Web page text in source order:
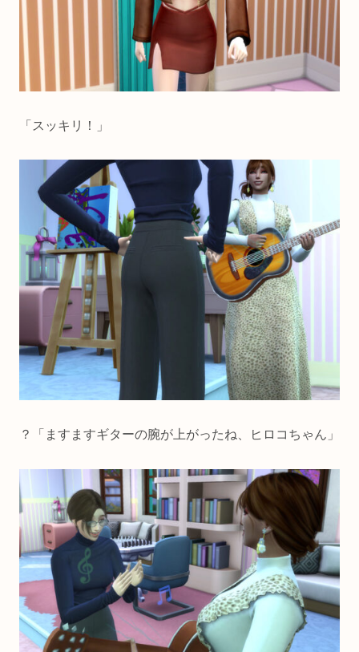
「スッキリ！」
？「ますますギターの腕が上がったね、ヒロコちゃん」